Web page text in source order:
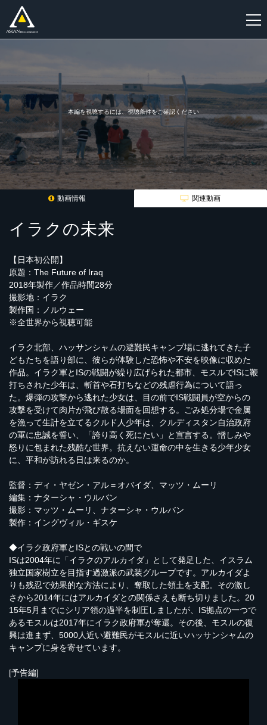
登
録
本編を視聴するには、視聴条件をご確認ください
動画情報 関連動画
イラクの未来
【日本初公開】
原題：The Future of Iraq
2018年製作／作品時間28分
撮影地：イラク
製作国：ノルウェー
※全世界から視聴可能
イラク北部、ハッサンシャムの避難民キャンプ場に逃れてきた子
どもたちを語り部に、彼らが体験した恐怖や不安を映像に収めた
作品。イラク軍とISの戦闘が繰り広げられた都市、モスルでISに鞭
打ちされた少年は、斬首や石打ちなどの残虐行為について語っ
た。爆弾の攻撃から逃れた少女は、目の前でIS戦闘員が空からの
攻撃を受けて肉片が飛び散る場面を回想する。ごみ処分場で金属
を漁って生計を立てるクルド人少年は、クルディスタン自治政府
の軍に忠誠を誓い、「誇り高く死にたい」と宣言する。憎しみや
怒りに包まれた残酷な世界。抗えない運命の中を生きる少年少女
に、平和が訪れる日は来るのか。
監督：ディ・ヤゼン・アル＝オバイダ、マッツ・ムーリ
編集：ナターシャ・ウルバン
撮影：マッツ・ムーリ、ナターシャ・ウルバン
製作：イングヴィル・ギスケ
◆イラク政府軍とISとの戦いの間で
ISは2004年に「イラクのアルカイダ」として発足した、イスラム
独立国家樹立を目指す過激派の武装グループです。アルカイダよ
りも残忍で効果的な方法により、奪取した領土を支配。その激し
さから2014年にはアルカイダとの関係さえも断ち切りました。20
15年5月までにシリア領の過半を制圧しましたが、IS拠点の一つで
あるモスルは2017年にイラク政府軍が奪還。その後、モスルの復
興は進まず、5000人近い避難民がモスルに近いハッサンシャムの
キャンプに身を寄せています。
[予告編]